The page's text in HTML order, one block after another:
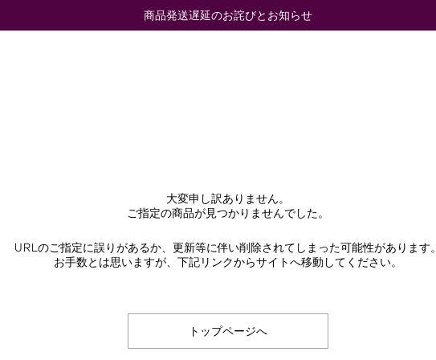
商品発送遅延のお詫びとお知らせ
大変申し訳ありません。
ご指定の商品が見つかりませんでした。
URLのご指定に誤りがあるか、更新等に伴い削除されてしまった可能性があります。
お手数とは思いますが、下記リンクからサイトへ移動してください。
トップページへ